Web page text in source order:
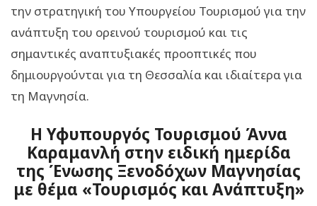
την στρατηγική του Υπουργείου Τουρισμού για την
ανάπτυξη του ορεινού τουρισμού και τις
σημαντικές αναπτυξιακές προοπτικές που
δημιουργούνται για τη Θεσσαλία και ιδιαίτερα για
τη Μαγνησία.
H Υφυπουργός Τουρισμού Άννα
Καραμανλή στην ειδική ημερίδα
της Ένωσης Ξενοδόχων Μαγνησίας
με θέμα «Τουρισμός και Ανάπτυξη»